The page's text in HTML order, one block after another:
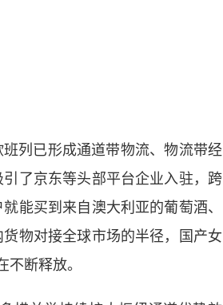
列已形成通道带物流、物流带经
了京东等头部平台企业入驻，跨
能买到来自澳大利亚的葡萄酒、
物对接全球市场的半径，国产女
断释放。